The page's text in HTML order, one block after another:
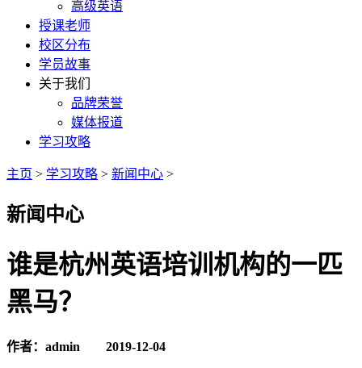
高级英语
授课老师
校区分布
学员故事
关于我们
品牌荣誉
媒体报道
学习攻略
主页 > 学习攻略 > 新闻中心 >
新闻中心
​谁是杭州英语培训机构的一匹
黑马？
作者：admin 2019-12-04